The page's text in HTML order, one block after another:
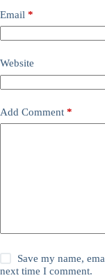
Email *
Website
Add Comment *
Save my name,
next time I comment.